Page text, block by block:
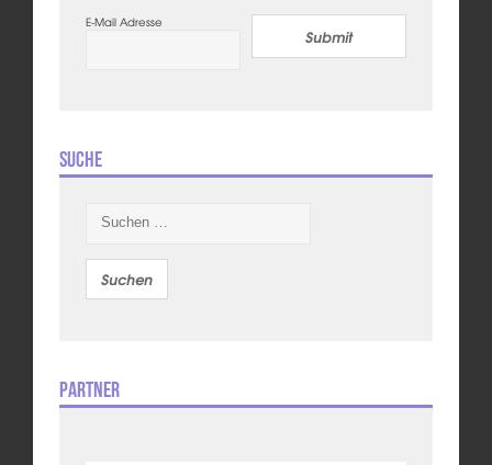
E-Mail Adresse
Submit
Suche
nach:
Partner